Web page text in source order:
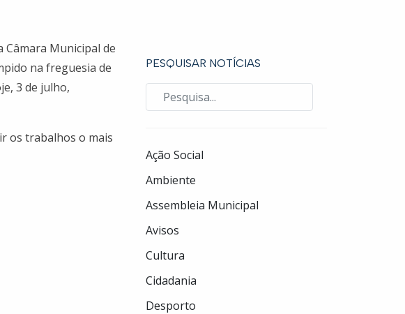
Municipal de
na freguesia de
3 de julho,
os trabalhos o mais
PESQUISAR NOTÍCIAS
Ação Social
Ambiente
Assembleia Municipal
Avisos
Cultura
Cidadania
Desporto